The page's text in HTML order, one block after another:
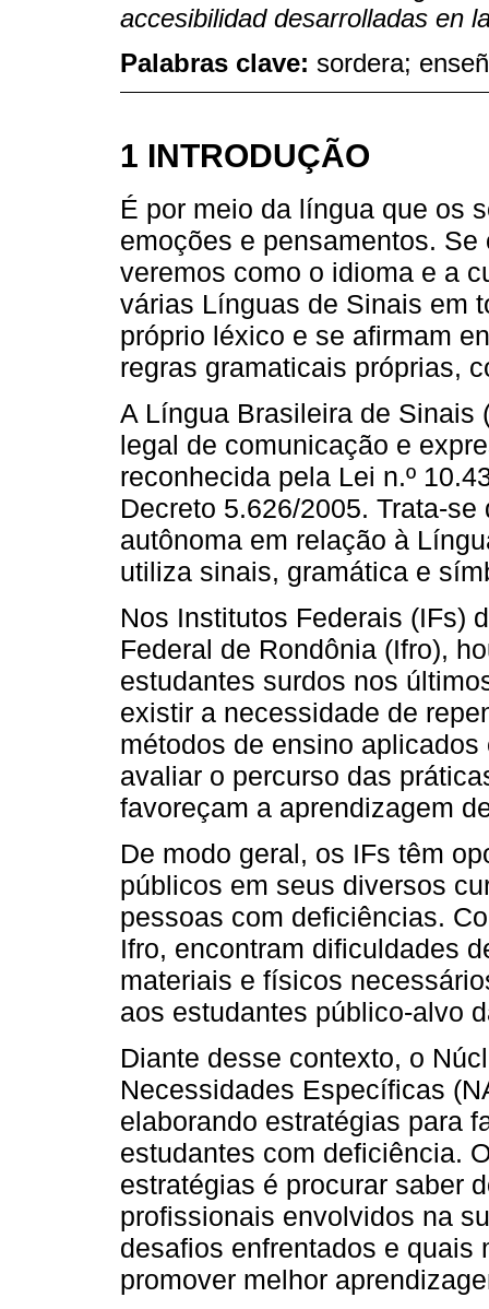
accesibilidad desarrolladas en
Palabras clave: sordera;
1 INTRODUÇÃO
É por meio da língua que os
emoções e pensamentos.
veremos como o idioma e a
várias Línguas de Sinais em
próprio léxico e se afirmam
regras gramaticais próprias,
A Língua Brasileira de Sinais
legal de comunicação e
reconhecida pela Lei n.º
Decreto 5.626/2005. Trata-
autônoma em relação à
utiliza sinais, gramática e
Nos Institutos Federais (IFs)
Federal de Rondônia (Ifro),
estudantes surdos nos
existir a necessidade de
métodos de ensino
avaliar o percurso das
favoreçam a aprendizagem
De modo geral, os IFs têm
públicos em seus diversos
pessoas com deficiências.
Ifro, encontram dificuldades
materiais e físicos
aos estudantes público-alvo
Diante desse contexto, o
Necessidades Específicas
elaborando estratégias para
estudantes com deficiência.
estratégias é procurar saber
profissionais envolvidos na
desafios enfrentados e quais
promover melhor